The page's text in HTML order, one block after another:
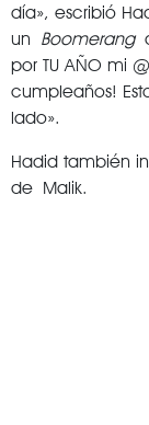
día», escribió
un Boomerang
por TU AÑO mi
cumpleaños!
lado».
Hadid también
de Malik.